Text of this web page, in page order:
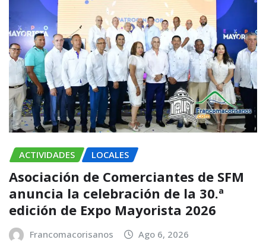
ACTIVIDADES LOCALES
Asociación de Comerciantes de SFM
anuncia la celebración de la 30.ª
edición de Expo Mayorista 2026
Francomacorisanos Ago 6, 2026